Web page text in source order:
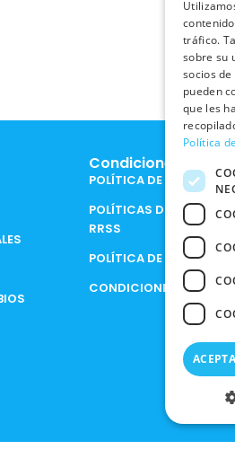
Condiciones Legales
POLÍTICA DE COOKIES
POLÍTICAS DE
RRSS
POLÍTICA DE PRIVACIDAD
CONDICIONES DE
tráfico.
sobre su
socios
pueden
que les
Política